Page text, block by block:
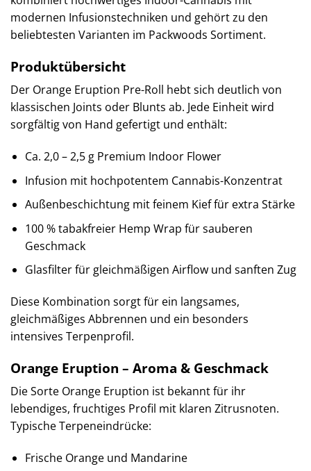
modernen Infusionstechniken und gehört zu den
beliebtesten Varianten im Packwoods Sortiment.
Produktübersicht
Der Orange Eruption Pre-Roll hebt sich deutlich von
klassischen Joints oder Blunts ab. Jede Einheit wird
sorgfältig von Hand gefertigt und enthält:
Ca. 2,0 – 2,5 g Premium Indoor Flower
Infusion mit hochpotentem Cannabis-Konzentrat
Außenbeschichtung mit feinem Kief für extra Stärke
100 % tabakfreier Hemp Wrap für sauberen
Geschmack
Glasfilter für gleichmäßigen Airflow und sanften Zug
Diese Kombination sorgt für ein langsames,
gleichmäßiges Abbrennen und ein besonders
intensives Terpenprofil.
Orange Eruption – Aroma & Geschmack
Die Sorte Orange Eruption ist bekannt für ihr
lebendiges, fruchtiges Profil mit klaren Zitrusnoten.
Typische Terpeneindrücke:
Frische Orange und Mandarine